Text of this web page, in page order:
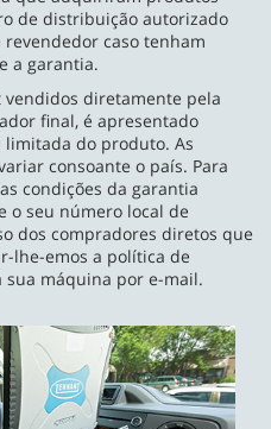
de distribuição autorizado
caso tenham
a garantia.
vendidos diretamente pela
final, é apresentado
do produto. As
consoante o país. Para
condições da garantia
o seu número local de
dos compradores diretos que
lhe-emos a política de
máquina por e-mail.